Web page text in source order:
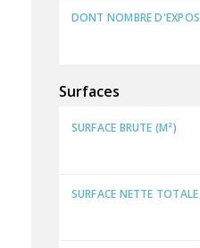
DONT NOMBRE
Surfaces
SURFACE BRUTE (M²)
SURFACE NETTE